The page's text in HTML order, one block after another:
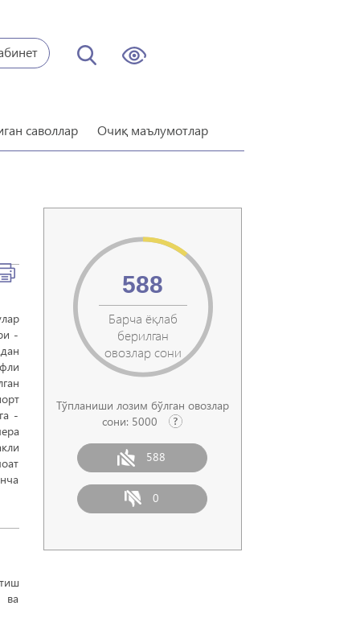
саволлар Очиқ маълумотлар
Барча ёқлаб
берилган
овозлар сони
588
Тўпланиши лозим бўлган овозлар
сони: 5000
588
0
-
-
ва